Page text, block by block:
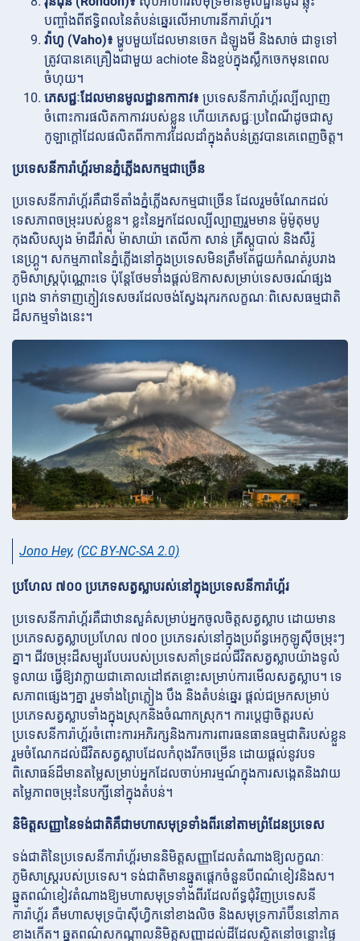
បញ្ចាំងពីឥទ្ធិពលនៃតំបន់ឆ្នេរលើអាហារនីការ៉ាហ្គ័រ។
វ៉ាហូ (Vaho)៖ ម្ហូបមួយដែលមានចេក ដំឡូងមី និងសាច់ ជាទូទៅ
ត្រូវបានគេគ្រឿងជាមួយ achiote និងខ្ចប់ក្នុងស្លឹកចេកមុនពេល
ចំហុយ។
ភេសជ្ជៈដែលមានមូលដ្ឋានកាកាវ៖ ប្រទេសនីការ៉ាហ្គ័រល្បីល្បាញ
ចំពោះការផលិតកាកាវរបស់ខ្លួន ហើយភេសជ្ជៈប្រពៃណីដូចជាសូ
កូឡាក្តៅដែលផលិតពីកាកាវដែលដាំក្នុងតំបន់ត្រូវបានគេពេញចិត្ត។
ប្រទេសនីការ៉ាហ្គ័រមានភ្នំភ្លើងសកម្មជាច្រើន
ប្រទេសនីការ៉ាហ្គ័រគឺជាទីតាំងភ្នំភ្លើងសកម្មជាច្រើន ដែលរួមចំណែកដល់
ទេសភាពចម្រុះរបស់ខ្លួន។ ខ្លះនៃអ្នកដែលល្បីល្បាញរួមមាន ម៉ូម៉ូតុមបូ
កុងសិបស្យុង ម៉ាដឺរ៉ាស់ ម៉ាសាយ៉ា តេលីកា សាន់ គ្រីស្តូបាល់ និងសឺរ៉ូ
នេហ្គ្រូ។ សកម្មភាពនៃភ្នំភ្លើងនៅក្នុងប្រទេសមិនត្រឹមតែជួយកំណត់រូបរាង
ភូមិសាស្ត្រប៉ុណ្ណោះទេ ប៉ុន្តែថែមទាំងផ្តល់ឱកាសសម្រាប់ទេសចរណ៍ផ្សង
ព្រេង ទាក់ទាញភ្ញៀវទេសចរដែលចង់ស្វែងរុករកលក្ខណៈពិសេសធម្មជាតិ
ដ៏សកម្មទាំងនេះ។
Jono Hey, (CC BY-NC-SA 2.0)
ប្រហែល ៧០០ ប្រភេទសត្វស្លាបរស់នៅក្នុងប្រទេសនីការ៉ាហ្គ័រ
ប្រទេសនីការ៉ាហ្គ័រគឺជាឋានសួគ៌សម្រាប់អ្នកចូលចិត្តសត្វស្លាប ដោយមាន
ប្រភេទសត្វស្លាបប្រហែល ៧០០ ប្រភេទរស់នៅក្នុងប្រព័ន្ធអេកូឡូស៊ីចម្រុះៗ
គ្នា។ ជីវចម្រុះដ៏សម្បូរបែបរបស់ប្រទេសគាំទ្រដល់ជីវិតសត្វស្លាបយ៉ាងទូលំ
ទូលាយ ធ្វើឱ្យវាក្លាយជាគោលដៅឥតខ្ចោះសម្រាប់ការមើលសត្វស្លាប។ ទេ
សភាពផ្សេងៗគ្នា រួមទាំងព្រៃភ្លៀង បឹង និងតំបន់ឆ្នេរ ផ្តល់ជម្រកសម្រាប់
ប្រភេទសត្វស្លាបទាំងក្នុងស្រុកនិងចំណាកស្រុក។ ការប្តេជ្ញាចិត្តរបស់
ប្រទេសនីការ៉ាហ្គ័រចំពោះការអភិរក្សនិងការការពារធនធានធម្មជាតិរបស់ខ្លួន
រួមចំណែកដល់ជីវិតសត្វស្លាបដែលកំពុងរីកចម្រើន ដោយផ្តល់នូវបទ
ពិសោធន៍ដ៏មានតម្លៃសម្រាប់អ្នកដែលចាប់អារម្មណ៍ក្នុងការសង្កេតនិងវាយ
តម្លៃភាពចម្រុះនៃបក្សីនៅក្នុងតំបន់។
និមិត្តសញ្ញានៃទង់ជាតិគឺជាមហាសមុទ្រទាំងពីរនៅតាមព្រំដែនប្រទេស
ទង់ជាតិនៃប្រទេសនីការ៉ាហ្គ័រមាននិមិត្តសញ្ញាដែលតំណាងឱ្យលក្ខណៈ
ភូមិសាស្ត្ររបស់ប្រទេស។ ទង់ជាតិមានឆ្នូតផ្តេកចំនួនបីពណ៌ខៀវនិងស។
ឆ្នូតពណ៌ខៀវតំណាងឱ្យមហាសមុទ្រទាំងពីរដែលព័ទ្ធជុំវិញប្រទេសនី
ការ៉ាហ្គ័រ គឺមហាសមុទ្រប៉ាស៊ីហ្វិកនៅខាងលិច និងសមុទ្រការ៉ាប៊ីននៅភាគ
ខាងកើត។ ឆ្នូតពណ៌សកណ្តាលនិមិត្តសញ្ញាដល់ដីដែលស្ថិតនៅចន្លោះផ្ទៃ